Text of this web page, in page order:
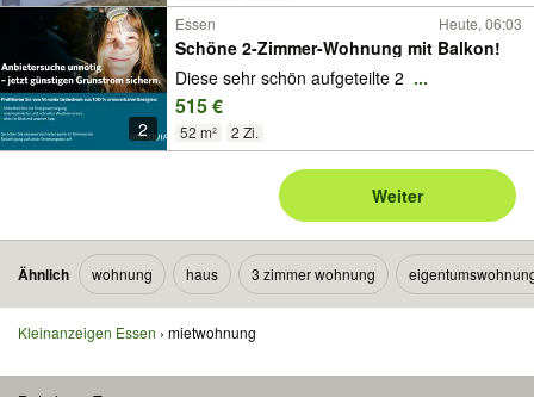
2
Essen Heute, 06:03
Schöne 2-Zimmer-Wohnung mit Balkon!
Diese sehr schön aufgeteilte 2 ...
515 €
52 m² 2 Zi.
Weiter
Ähnlich wohnung haus 3 zimmer wohnung
Kleinanzeigen Essen mietwohnung